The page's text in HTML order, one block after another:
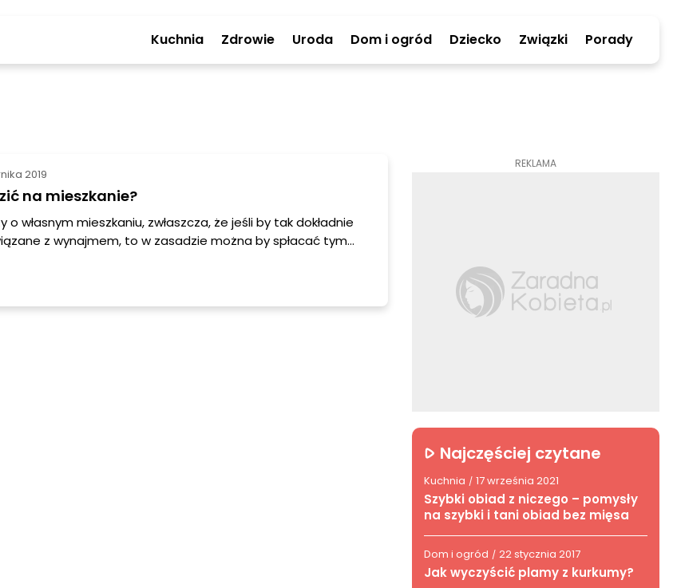
Kuchnia Zdrowie Uroda Dom i ogród Dziecko Związki Porady
2019
na mieszkanie?
o własnym mieszkaniu, zwłaszcza, że jeśli by tak dokładnie
z wynajmem, to w zasadzie można by spłacać tym
REKLAMA
Najczęściej czytane
Kuchnia / 17 września 2021
Szybki obiad z niczego – pomysły
na szybki i tani obiad bez mięsa
Dom i ogród / 22 stycznia 2017
Jak wyczyścić plamy z kurkumy?